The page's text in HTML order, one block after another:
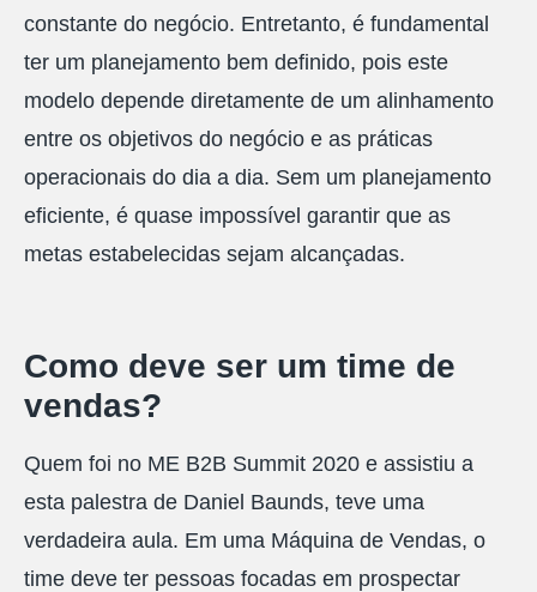
constante do negócio. Entretanto, é fundamental
ter um planejamento bem definido, pois este
modelo depende diretamente de um alinhamento
entre os objetivos do negócio e as práticas
operacionais do dia a dia. Sem um planejamento
eficiente, é quase impossível garantir que as
metas estabelecidas sejam alcançadas.
Como deve ser um time de
vendas?
Quem foi no ME B2B Summit 2020 e assistiu a
esta palestra de Daniel Baunds, teve uma
verdadeira aula. Em uma Máquina de Vendas, o
time deve ter pessoas focadas em prospectar